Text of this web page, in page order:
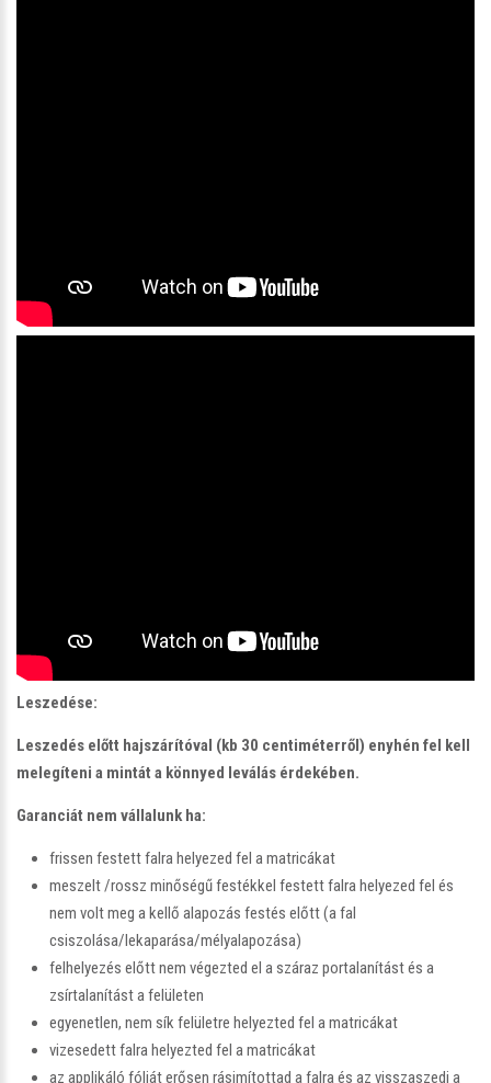
Leszedése:
Leszedés előtt hajszárítóval (kb 30 centiméterről) enyhén fel kell
melegíteni a mintát a könnyed leválás érdekében.
Garanciát nem vállalunk ha:
frissen festett falra helyezed fel a matricákat
meszelt /rossz minőségű festékkel festett falra helyezed fel és
nem volt meg a kellő alapozás festés előtt (a fal
csiszolása/lekaparása/mélyalapozása)
felhelyezés előtt nem végezted el a száraz portalanítást és a
zsírtalanítást a felületen
egyenetlen, nem sík felületre helyezted fel a matricákat
vizesedett falra helyezted fel a matricákat
az applikáló fóliát erősen rásimítottad a falra és az visszaszedi a